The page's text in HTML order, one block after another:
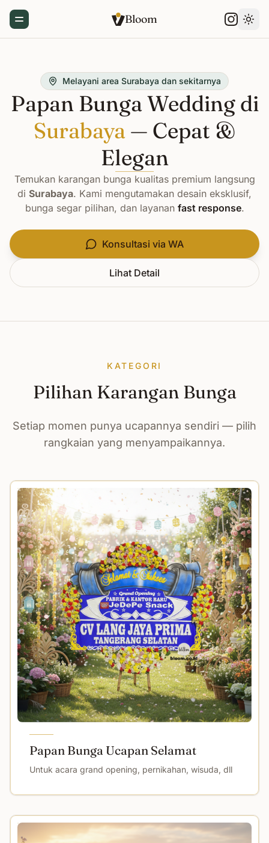
Toggle Menu Bloom
Melayani area Surabaya dan sekitarnya
Papan Bunga Wedding di
Surabaya — Cepat &
Elegan
Temukan karangan bunga kualitas premium langsung
di Surabaya. Kami mengutamakan desain eksklusif,
bunga segar pilihan, dan layanan fast response.
Konsultasi via WA
Lihat Detail
KATEGORI
Pilihan Karangan Bunga
Setiap momen punya ucapannya sendiri — pilih
rangkaian yang menyampaikannya.
Papan Bunga Ucapan Selamat
Untuk acara grand opening, pernikahan, wisuda, dll